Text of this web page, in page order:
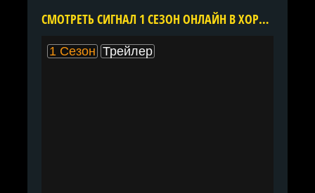
CМОТРЕТЬ СИГНАЛ 1 СЕЗОН ОНЛАЙН В ХОРОШЕМ КАЧЕСТВЕ ВСЕ СЕРИИ ПОДРЯД БЕСПЛАТНО
1 Сезон Трейлер